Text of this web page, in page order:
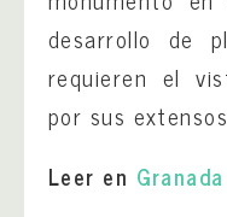
desarrollo de
requieren el
por sus
Leer en